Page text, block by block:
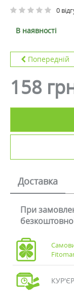
0
В наявності
Попередній
158
Доставка
При